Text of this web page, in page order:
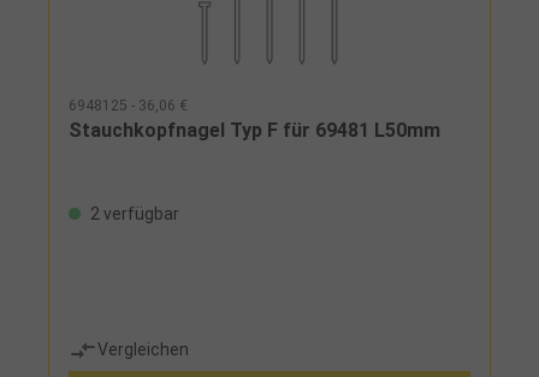
6948125 - 36,06 €
Stauchkopfnagel Typ F für 69481 L50mm
2 verfügbar
Vergleichen